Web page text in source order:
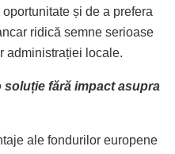
și de a prefera
ridică semne serioase
administrației locale.
fără impact asupra
ale fondurilor europene